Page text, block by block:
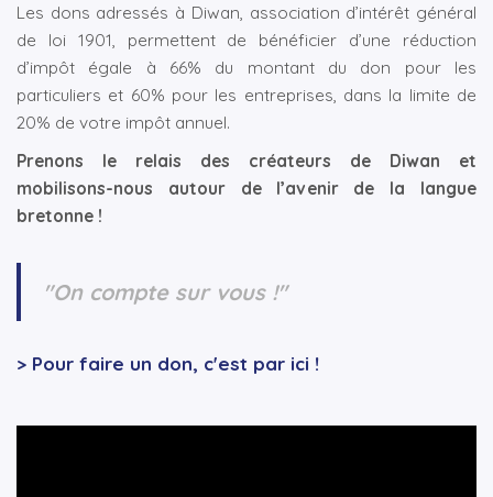
Les dons adressés à Diwan, association d’intérêt général
de loi 1901, permettent de bénéficier d’une réduction
d’impôt égale à 66% du montant du don pour les
particuliers et 60% pour les entreprises, dans la limite de
20% de votre impôt annuel.
Prenons le relais des créateurs de Diwan et
mobilisons-nous autour de l’avenir de la langue
bretonne !
"On compte sur vous !"
> Pour faire un don, c'est par ici !